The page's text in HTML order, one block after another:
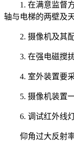
1. 在满意监督
轴与电梯的两壁及
2. 摄像机及其
3. 在强电磁搅
4. 室外装置要
5. 摄像机装置
6. 调试红外线
仰角过大反射